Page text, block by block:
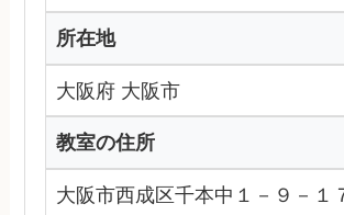
所在地
大阪府 大阪市
教室の住所
大阪市西成区千本中１－９－１